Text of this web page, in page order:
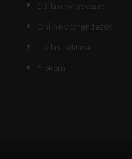
Elállási nyilatkozat
Online vitarendezés
Elállás indítása
Fiókom